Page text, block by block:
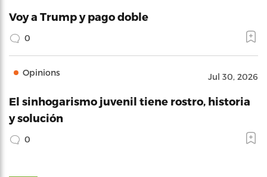
Voy a Trump y pago doble
0
Opinions Jul 30, 2026
El sinhogarismo juvenil tiene rostro, historia
y solución
0